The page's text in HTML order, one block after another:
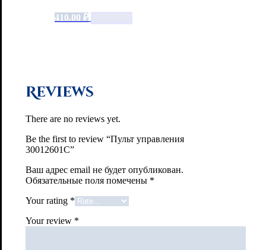
410.00 ₽
Reviews
There are no reviews yet.
Be the first to review “Пульт управления
30012601С”
Ваш адрес email не будет опубликован.
Обязательные поля помечены *
Your rating *
Your review *